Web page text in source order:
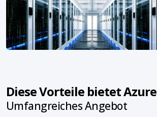
Diese Vorteile bietet Azure
Umfangreiches Angebot